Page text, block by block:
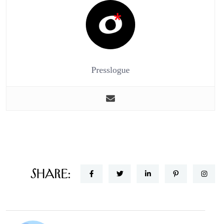
Presslogue
Share: